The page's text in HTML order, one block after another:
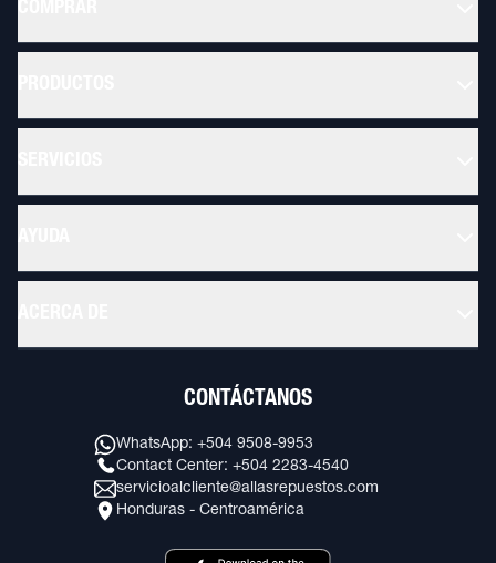
CONTÁCTANOS
WhatsApp: +504 9508-9953
Contact Center: +504 2283-4540
servicioalcliente@allasrepuestos.com
Honduras - Centroamérica